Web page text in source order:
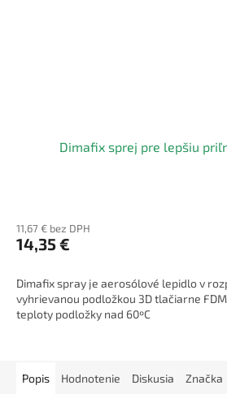
Dimafix sprej pre lepšiu
11,67 € bez DPH
14,35 €
Dimafix spray je aerosólové lepidlo v
vyhrievanou podložkou 3D tlačiarne
teploty podložky nad 60ºC
Popis Hodnotenie Diskusia Značka